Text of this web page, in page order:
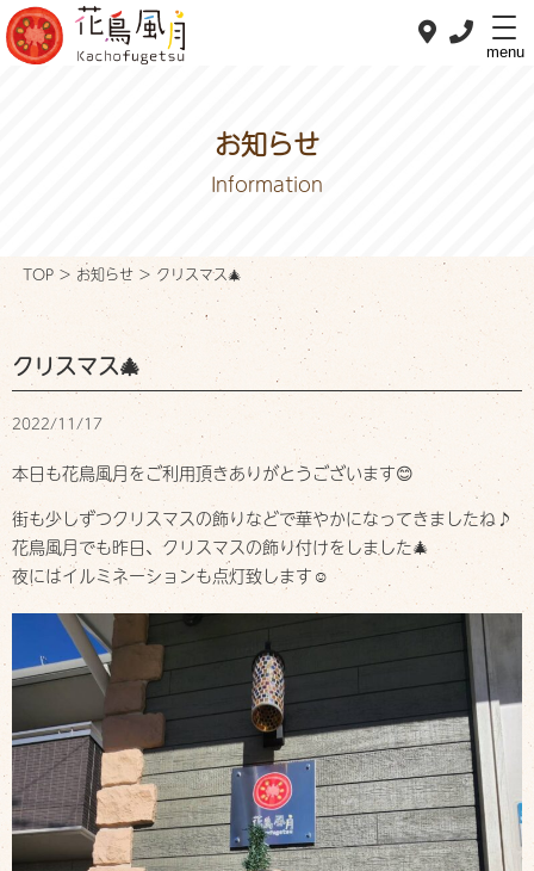
menu
Home
私たちの想い
Concept
おべんとメニュー
OBENTO menu
おすすめメニュー
Pick up
デリバリー
Delivery
お店について
お知らせ
Information
スタッフブログ
Staff blog
ご予約・お問い合わせ
Contact
お知らせ
Information
TOP > お知らせ > クリスマス🎄
クリスマス🎄
2022/11/17
本日も花鳥風月をご利用頂きありがとうございます😊
街も少しずつクリスマスの飾りなどで華やかになってきましたね♪
花鳥風月でも昨日、クリスマスの飾り付けをしました🎄
夜にはイルミネーションも点灯致します☺️